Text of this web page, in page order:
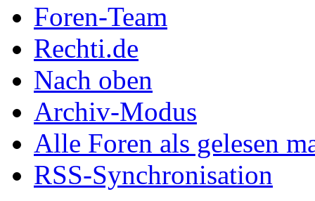
Foren-Team
Rechti.de
Nach oben
Archiv-Modus
Alle Foren als gelesen
RSS-Synchronisation